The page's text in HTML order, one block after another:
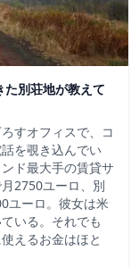
別荘地が教えて
すオフィスで、コ
を覗き込んでい
ド最大手の賃貸サ
2750ユーロ、別
ユーロ。彼女は米
いる。それでも
えるお金はほと